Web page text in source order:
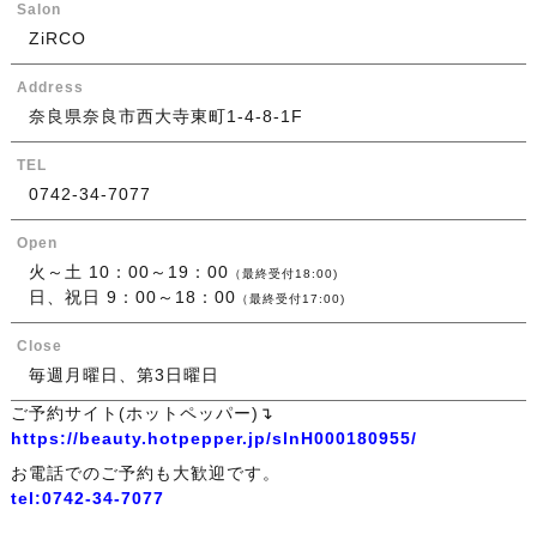
Salon
ZiRCO
Address
奈良県奈良市西大寺東町1-4-8-1F
TEL
0742-34-7077
Open
火～土 10：00～19：00 （最終受付18:00)
日、祝日 9：00～18：00 （最終受付17:00)
Close
毎週月曜日、第3日曜日
ご予約サイト(ホットペッパー)↴
https://beauty.hotpepper.jp/slnH000180955/
お電話でのご予約も大歓迎です。
tel:0742-34-7077